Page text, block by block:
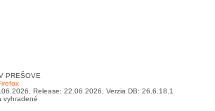
PREŠOVE
Release: 22.06.2026, Verzia DB: 26.6.18.1
vyhradené